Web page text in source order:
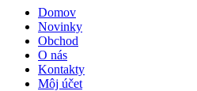
Domov
Novinky
Obchod
O nás
Kontakty
Môj účet